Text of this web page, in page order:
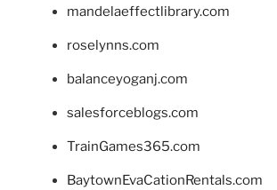
mandelaeffectlibrary.com
roselynns.com
balanceyoganj.com
salesforceblogs.com
TrainGames365.com
BaytownEvaCationRentals.com